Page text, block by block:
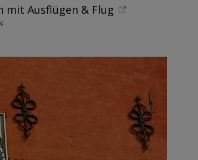
mit Ausflügen & Flug